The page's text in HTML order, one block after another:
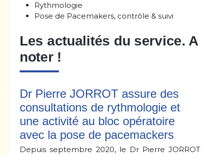
Rythmologie
Pose de Pacemakers, contrôle & suivi
Les actualités du service. A
noter !
Dr Pierre JORROT assure des
consultations de rythmologie et
une activité au bloc opératoire
avec la pose de pacemackers
Depuis septembre 2020, le Dr Pierre JORROT